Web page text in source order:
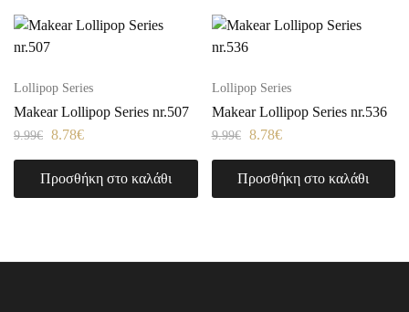
Lollipop Series
Makear Lollipop Series nr.507
9.99€ 8.78€
Προσθήκη στο καλάθι
Lollipop Series
Makear Lollipop Series nr.536
9.99€ 8.78€
Προσθήκη στο καλάθι